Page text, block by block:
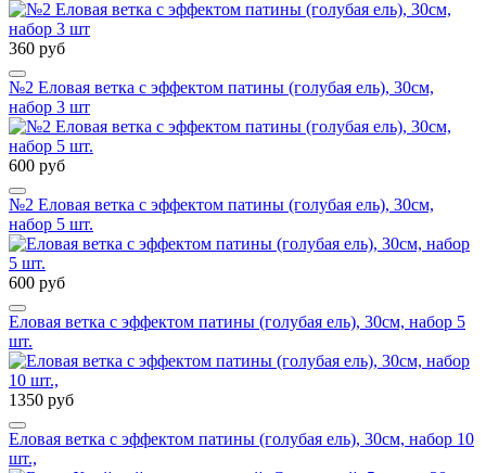
360 руб
№2 Еловая ветка с эффектом патины (голубая ель), 30см,
набор 3 шт
600 руб
№2 Еловая ветка с эффектом патины (голубая ель), 30см,
набор 5 шт.
600 руб
Еловая ветка с эффектом патины (голубая ель), 30см, набор 5
шт.
1350 руб
Еловая ветка с эффектом патины (голубая ель), 30см, набор 10
шт.,